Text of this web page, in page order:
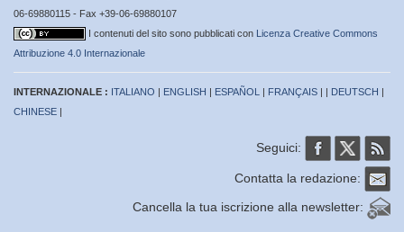
06-69880115 - Fax +39-06-69880107
I contenuti del sito sono pubblicati con Licenza Creative Commons
Attribuzione 4.0 Internazionale
INTERNAZIONALE : ITALIANO | ENGLISH | ESPAÑOL | FRANÇAIS | | DEUTSCH |
CHINESE |
Seguici:
Contatta la redazione:
Cancella la tua iscrizione alla newsletter: